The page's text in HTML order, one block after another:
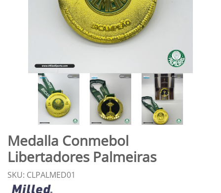
Medalla Conmebol
Libertadores Palmeiras
SKU: CLPALMED01